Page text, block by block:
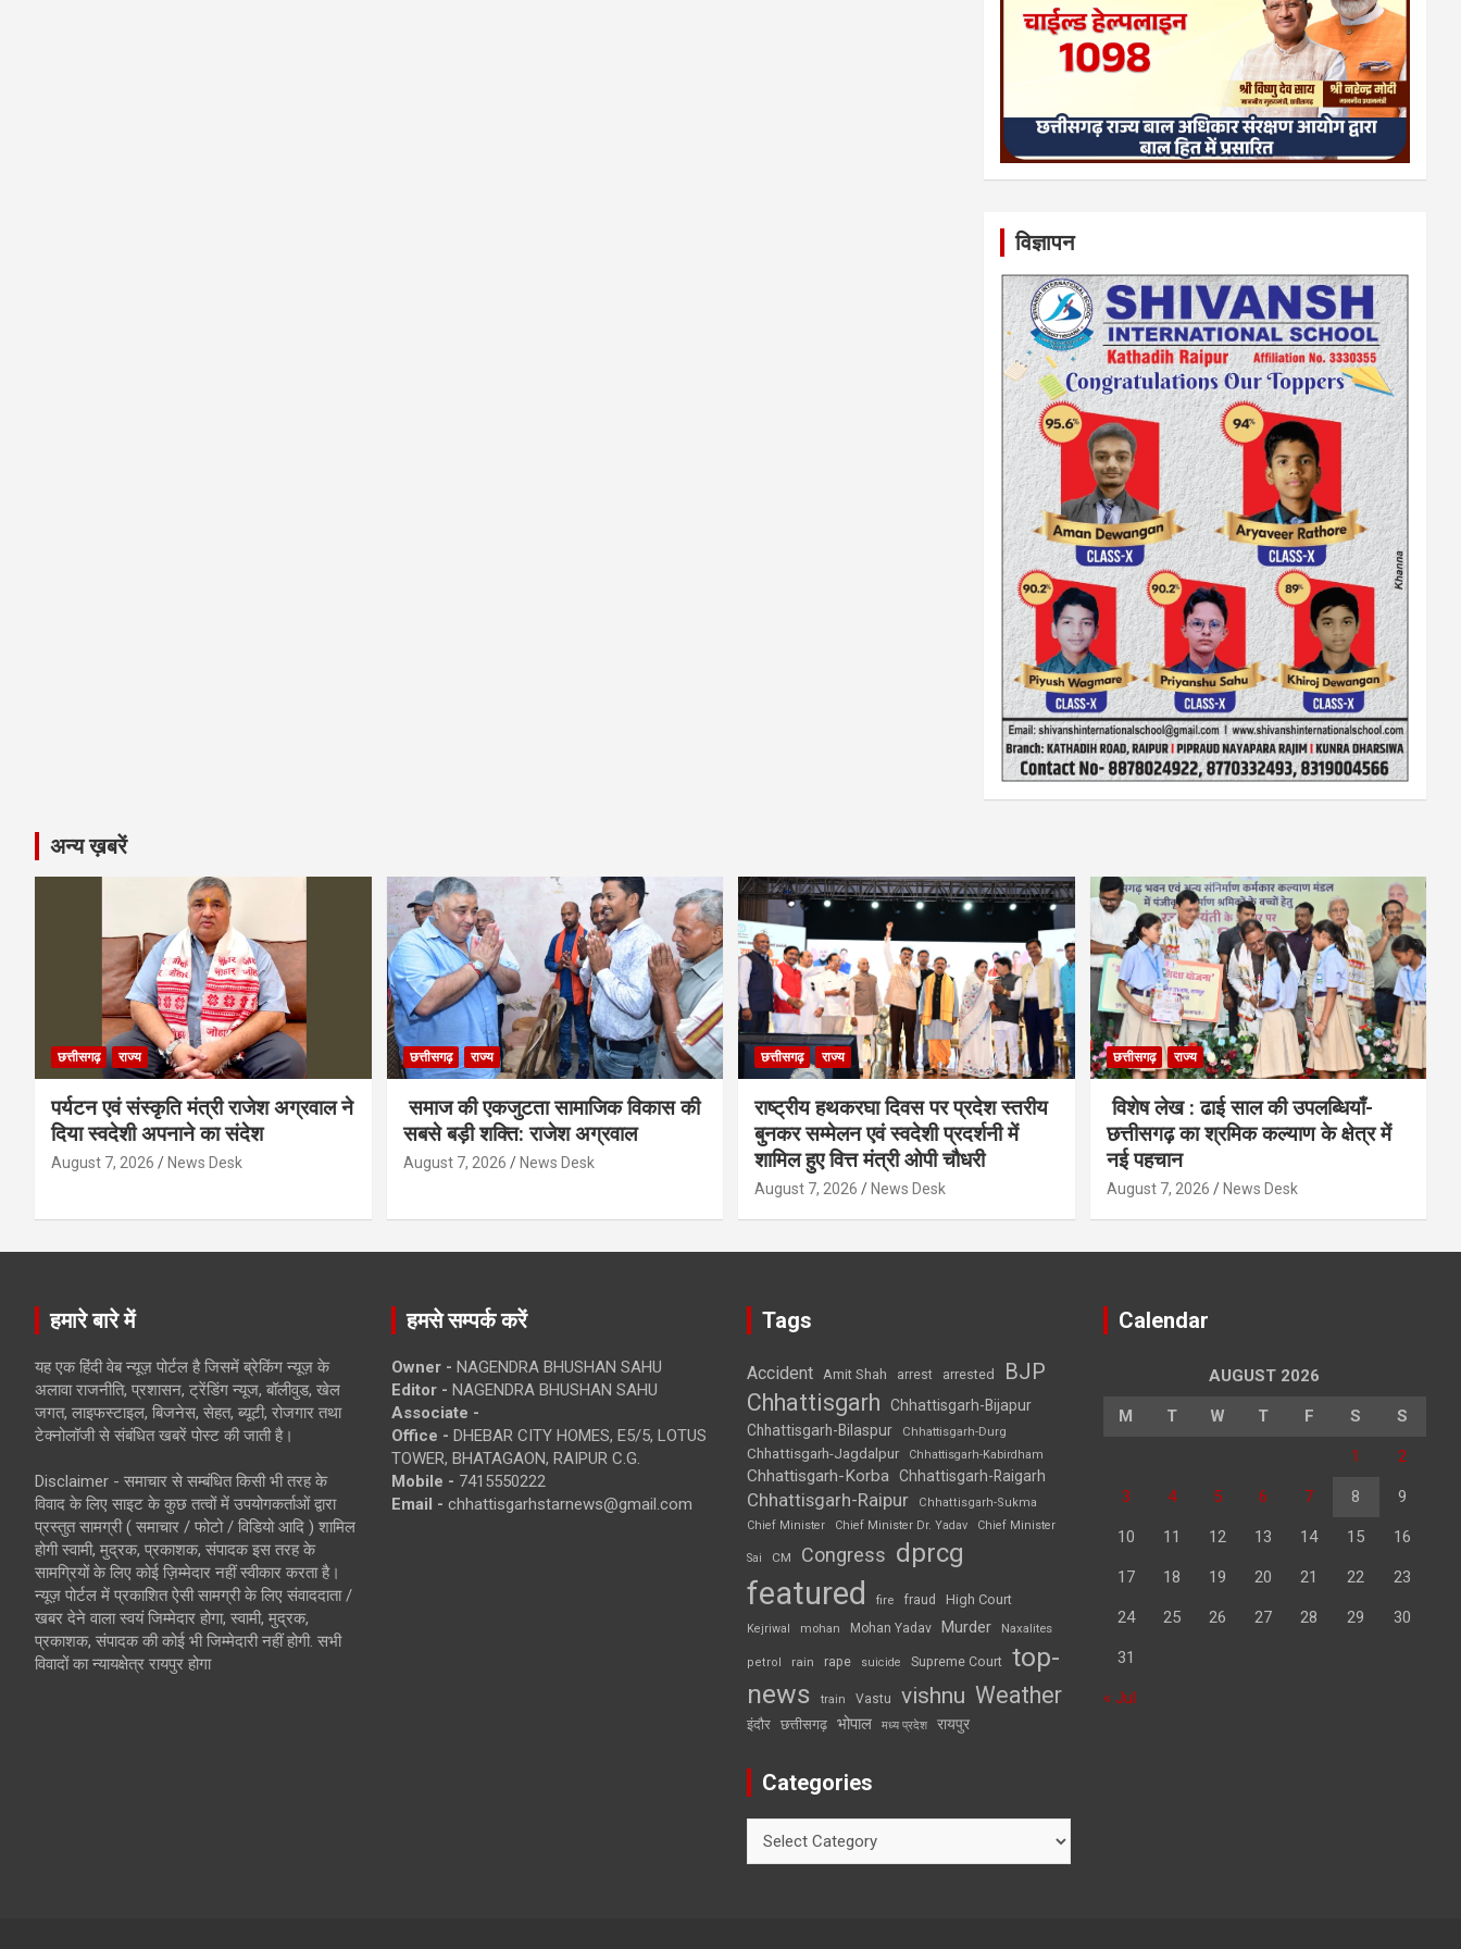
विज्ञापन
अन्य ख़बरें
छत्तीसगढ़ राज्य
पर्यटन एवं संस्कृति मंत्री राजेश अग्रवाल ने
दिया स्वदेशी अपनाने का संदेश
August 7, 2026 News Desk
छत्तीसगढ़ राज्य
समाज की एकजुटता सामाजिक विकास की
सबसे बड़ी शक्ति: राजेश अग्रवाल
August 7, 2026 News Desk
छत्तीसगढ़ राज्य
राष्ट्रीय हथकरघा दिवस पर प्रदेश स्तरीय
बुनकर सम्मेलन एवं स्वदेशी प्रदर्शनी में
शामिल हुए वित्त मंत्री ओपी चौधरी
August 7, 2026 News Desk
छत्तीसगढ़ राज्य
विशेष लेख : ढाई साल की उपलब्धियाँ-
छत्तीसगढ़ का श्रमिक कल्याण के क्षेत्र में
नई पहचान
August 7, 2026 News Desk
हमारे बारे में
यह एक हिंदी वेब न्यूज़ पोर्टल है जिसमें ब्रेकिंग न्यूज़ के
अलावा राजनीति, प्रशासन, ट्रेंडिंग न्यूज, बॉलीवुड, खेल
जगत, लाइफस्टाइल, बिजनेस, सेहत, ब्यूटी, रोजगार तथा
टेक्नोलॉजी से संबंधित खबरें पोस्ट की जाती है।
Disclaimer - समाचार से सम्बंधित किसी भी तरह के
विवाद के लिए साइट के कुछ तत्वों में उपयोगकर्ताओं द्वारा
प्रस्तुत सामग्री ( समाचार / फोटो / विडियो आदि ) शामिल
होगी स्वामी, मुद्रक, प्रकाशक, संपादक इस तरह के
सामग्रियों के लिए कोई ज़िम्मेदार नहीं स्वीकार करता है।
न्यूज़ पोर्टल में प्रकाशित ऐसी सामग्री के लिए संवाददाता /
खबर देने वाला स्वयं जिम्मेदार होगा, स्वामी, मुद्रक,
प्रकाशक, संपादक की कोई भी जिम्मेदारी नहीं होगी. सभी
विवादों का न्यायक्षेत्र रायपुर होगा
हमसे सम्पर्क करें
Owner - NAGENDRA BHUSHAN SAHU
Editor - NAGENDRA BHUSHAN SAHU
Associate -
Office - DHEBAR CITY HOMES, E5/5, LOTUS
TOWER, BHATAGAON, RAIPUR C.G.
Mobile - 7415550222
Email - chhattisgarhstarnews@gmail.com
Tags
Accident Amit Shah arrest arrested BJP
Chhattisgarh
Chhattisgarh-Bijapur
Chhattisgarh-Bilaspur
Chhattisgarh-Durg
Chhattisgarh-Jagdalpur Chhattisgarh-Kabirdham
Chhattisgarh-Korba Chhattisgarh-Raigarh
Chhattisgarh-Raipur
Chhattisgarh-Sukma
Chief Minister
Chief Minister Dr. Yadav Chief Minister
Sai CM Congress dprcg
featured fire fraud High Court
Kejriwal mohan Mohan Yadav Murder Naxalites
petrol rain rape suicide Supreme Court top-
news
train Vastu vishnu Weather
इंदौर छत्तीसगढ़ भोपाल मध्य प्रदेश रायपुर
Categories
Calendar
AUGUST 2026
M T W T F S S
1 2
3 4 5 6 7 8 9
10 11 12 13 14 15 16
17 18 19 20 21 22 23
24 25 26 27 28 29 30
31
« Jul